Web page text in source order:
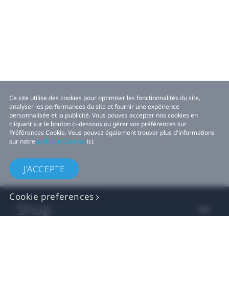
Ce site utilise des cookies pour optimiser les fonctionnalités du site,
analyser les performances du site et fournir une expérience
personnalisée et la publicité. Vous pouvez accepter nos cookies en
cliquant sur le bouton ci-dessous ou gérer vos préférences sur
Préférences Cookie. Vous pouvez également trouver plus d'informations
sur notre politique Cookies ici.
J'ACCEPTE
Cookie preferences
Shop